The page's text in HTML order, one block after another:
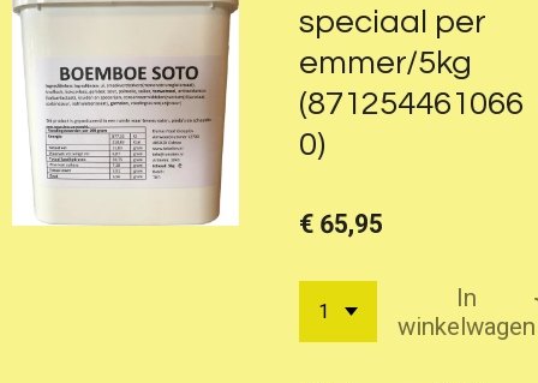
speciaal per
emmer/5kg
(871254461066
0)
€ 65,95
In
winkelwagen